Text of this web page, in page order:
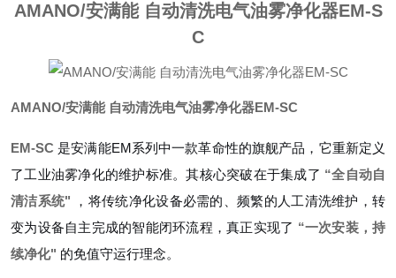
AMANO/安满能 自动清洗电气油雾净化器EM-S
C
AMANO/安满能 自动清洗电气油雾净化器EM-SC
EM-SC 是安满能EM系列中一款革命性的旗舰产品，它重新定义
了工业油雾净化的维护标准。其核心突破在于集成了 “全自动自
清洁系统" ，将传统净化设备必需的、频繁的人工清洗维护，转
变为设备自主完成的智能闭环流程，真正实现了 “一次安装，持
续净化" 的免值守运行理念。